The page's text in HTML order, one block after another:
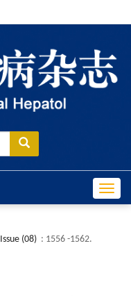
Issue (08) : 1556 -1562.